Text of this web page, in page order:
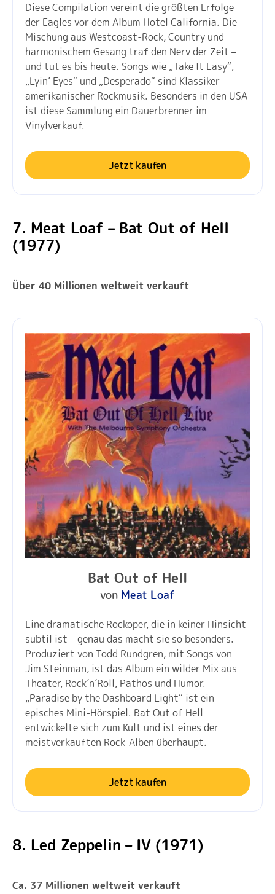
Diese Compilation vereint die größten Erfolge
der Eagles vor dem Album Hotel California. Die
Mischung aus Westcoast-Rock, Country und
harmonischem Gesang traf den Nerv der Zeit –
und tut es bis heute. Songs wie „Take It Easy“,
„Lyin’ Eyes“ und „Desperado“ sind Klassiker
amerikanischer Rockmusik. Besonders in den USA
ist diese Sammlung ein Dauerbrenner im
Vinylverkauf.
Jetzt kaufen
7. Meat Loaf – Bat Out of Hell
(1977)
Über 40 Millionen weltweit verkauft
Bat Out of Hell
von Meat Loaf
Eine dramatische Rockoper, die in keiner Hinsicht
subtil ist – genau das macht sie so besonders.
Produziert von Todd Rundgren, mit Songs von
Jim Steinman, ist das Album ein wilder Mix aus
Theater, Rock’n’Roll, Pathos und Humor.
„Paradise by the Dashboard Light“ ist ein
episches Mini-Hörspiel. Bat Out of Hell
entwickelte sich zum Kult und ist eines der
meistverkauften Rock-Alben überhaupt.
Jetzt kaufen
8. Led Zeppelin – IV (1971)
Ca. 37 Millionen weltweit verkauft